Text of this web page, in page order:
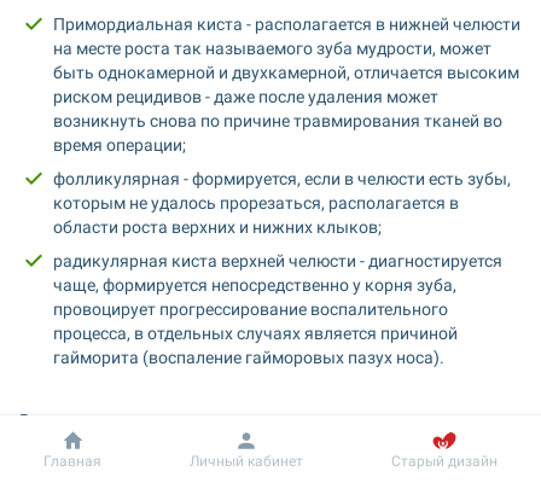
Примордиальная киста - располагается в нижней челюсти
на месте роста так называемого зуба мудрости, может
быть однокамерной и двухкамерной, отличается высоким
риском рецидивов - даже после удаления может
возникнуть снова по причине травмирования тканей во
время операции;
фолликулярная - формируется, если в челюсти есть зубы,
которым не удалось прорезаться, располагается в
области роста верхних и нижних клыков;
радикулярная киста верхней челюсти - диагностируется
чаще, формируется непосредственно у корня зуба,
провоцирует прогрессирование воспалительного
процесса, в отдельных случаях является причиной
гайморита (воспаление гайморовых пазух носа).
Все перечисленные кисты относятся к группе одонтогенных.
Это означает, что они сформировались непосредственно из
тканей зуба.
Добробут Информация
Главная Личный кабинет Старый дизайн